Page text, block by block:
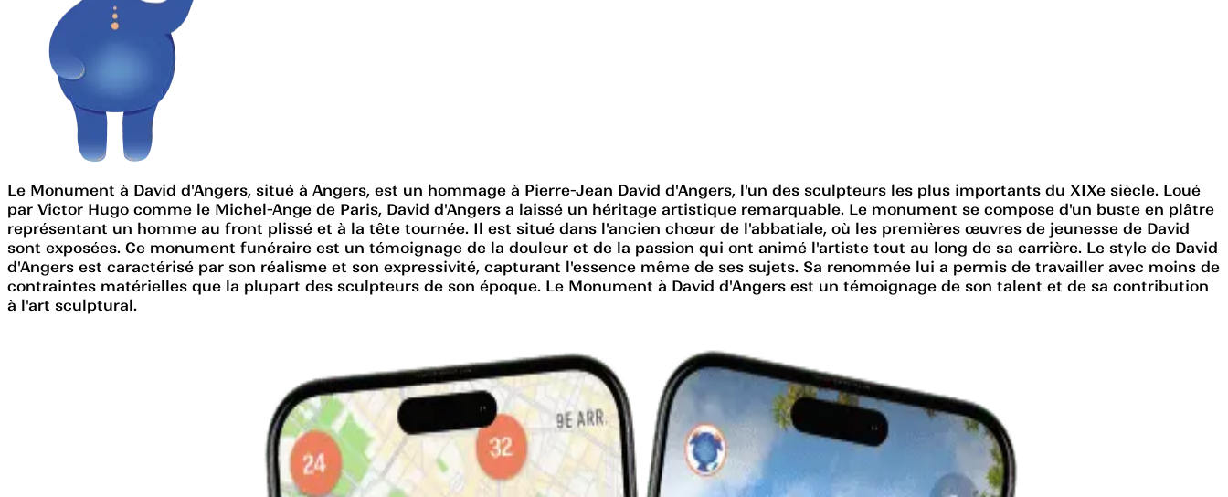
Le Monument à David d'Angers, situé à Angers, est un hommage à Pierre-Jean David d'Angers, l'un des sculpteurs les plus importants du XIXe siècle. Loué
par Victor Hugo comme le Michel-Ange de Paris, David d'Angers a laissé un héritage artistique remarquable. Le monument se compose d'un buste en plâtre
représentant un homme au front plissé et à la tête tournée. Il est situé dans l'ancien chœur de l'abbatiale, où les premières œuvres de jeunesse de David
sont exposées. Ce monument funéraire est un témoignage de la douleur et de la passion qui ont animé l'artiste tout au long de sa carrière. Le style de David
d'Angers est caractérisé par son réalisme et son expressivité, capturant l'essence même de ses sujets. Sa renommée lui a permis de travailler avec moins de
contraintes matérielles que la plupart des sculpteurs de son époque. Le Monument à David d'Angers est un témoignage de son talent et de sa contribution
à l'art sculptural.